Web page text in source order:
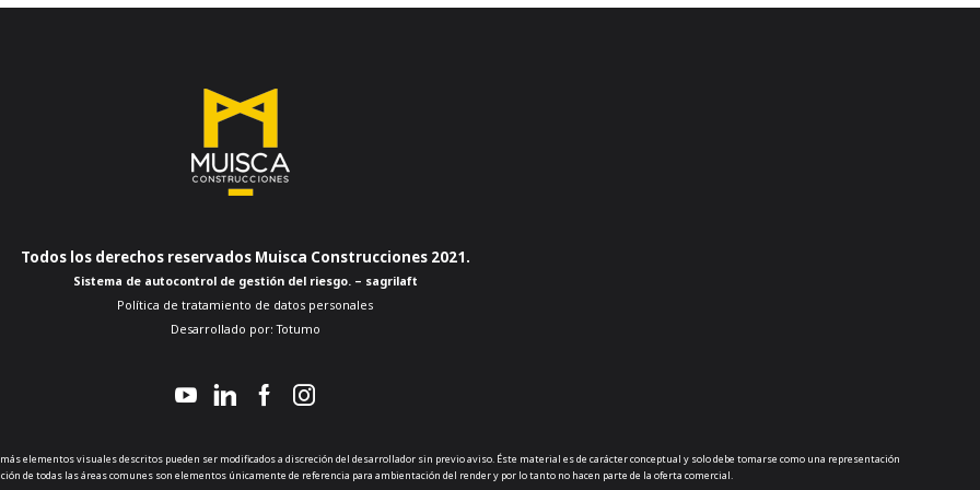
Todos los derechos reservados Muisca Construcciones 2021.
Sistema de autocontrol de gestión del riesgo. – sagrilaft
Política de tratamiento de datos personales
Desarrollado por: Totumo
elementos visuales descritos pueden ser modificados a discreción del desarrollador sin previo aviso. Éste material es de carácter conceptual y solo debe tomarse como una representación
de todas las áreas comunes son elementos únicamente de referencia para ambientación del render y por lo tanto no hacen parte de la oferta comercial.